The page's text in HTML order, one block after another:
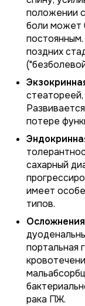
положении
боли может
поздних
потере
сахарный
имеет
типов.
портальная
рака ПЖ.